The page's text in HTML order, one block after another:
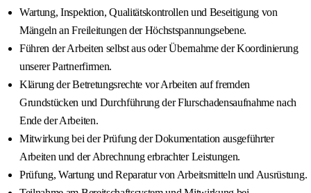
Wartung, Inspektion, Qualitätskontrollen und Beseitigung von
Mängeln an Freileitungen der Höchstspannungsebene.
Führen der Arbeiten selbst aus oder Übernahme der Koordinierung
unserer Partnerfirmen.
Klärung der Betretungsrechte vor Arbeiten auf fremden
Grundstücken und Durchführung der Flurschadensaufnahme nach
Ende der Arbeiten.
Mitwirkung bei der Prüfung der Dokumentation ausgeführter
Arbeiten und der Abrechnung erbrachter Leistungen.
Prüfung, Wartung und Reparatur von Arbeitsmitteln und Ausrüstung.